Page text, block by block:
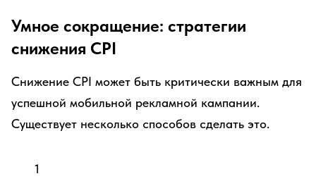
Умное сокращение: стратегии
снижения CPI
Снижение CPI может быть критически важным для
успешной мобильной рекламной кампании.
Существует несколько способов сделать это.
1